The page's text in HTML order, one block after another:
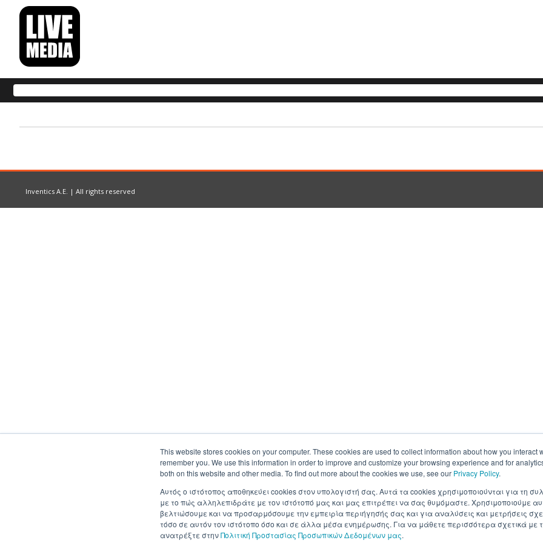
This website stores cookies on your computer. These cookies are used to collect information about how you interact
remember you. We use this information in order to improve and customize your browsing experience and for
both on this website and other media. To find out more about the cookies we use, see our Privacy Policy.
Αυτός ο ιστότοπος αποθηκεύει cookies στον υπολογιστή σας. Αυτά τα cookies χρησιμοποιούνται για τη
με το πώς αλληλεπιδράτε με τον ιστότοπό μας και μας επιτρέπει να σας θυμόμαστε. Χρησιμοποιούμε
βελτιώσουμε και να προσαρμόσουμε την εμπειρία περιήγησής σας και για αναλύσεις και μετρήσεις
τόσο σε αυτόν τον ιστότοπο όσο και σε άλλα μέσα ενημέρωσης. Για να μάθετε περισσότερα σχετικά με
ανατρέξτε στηνΠολιτική Προστασίας Προσωπικών Δεδομένων μας.
Inventics A.E. | All rights reserved